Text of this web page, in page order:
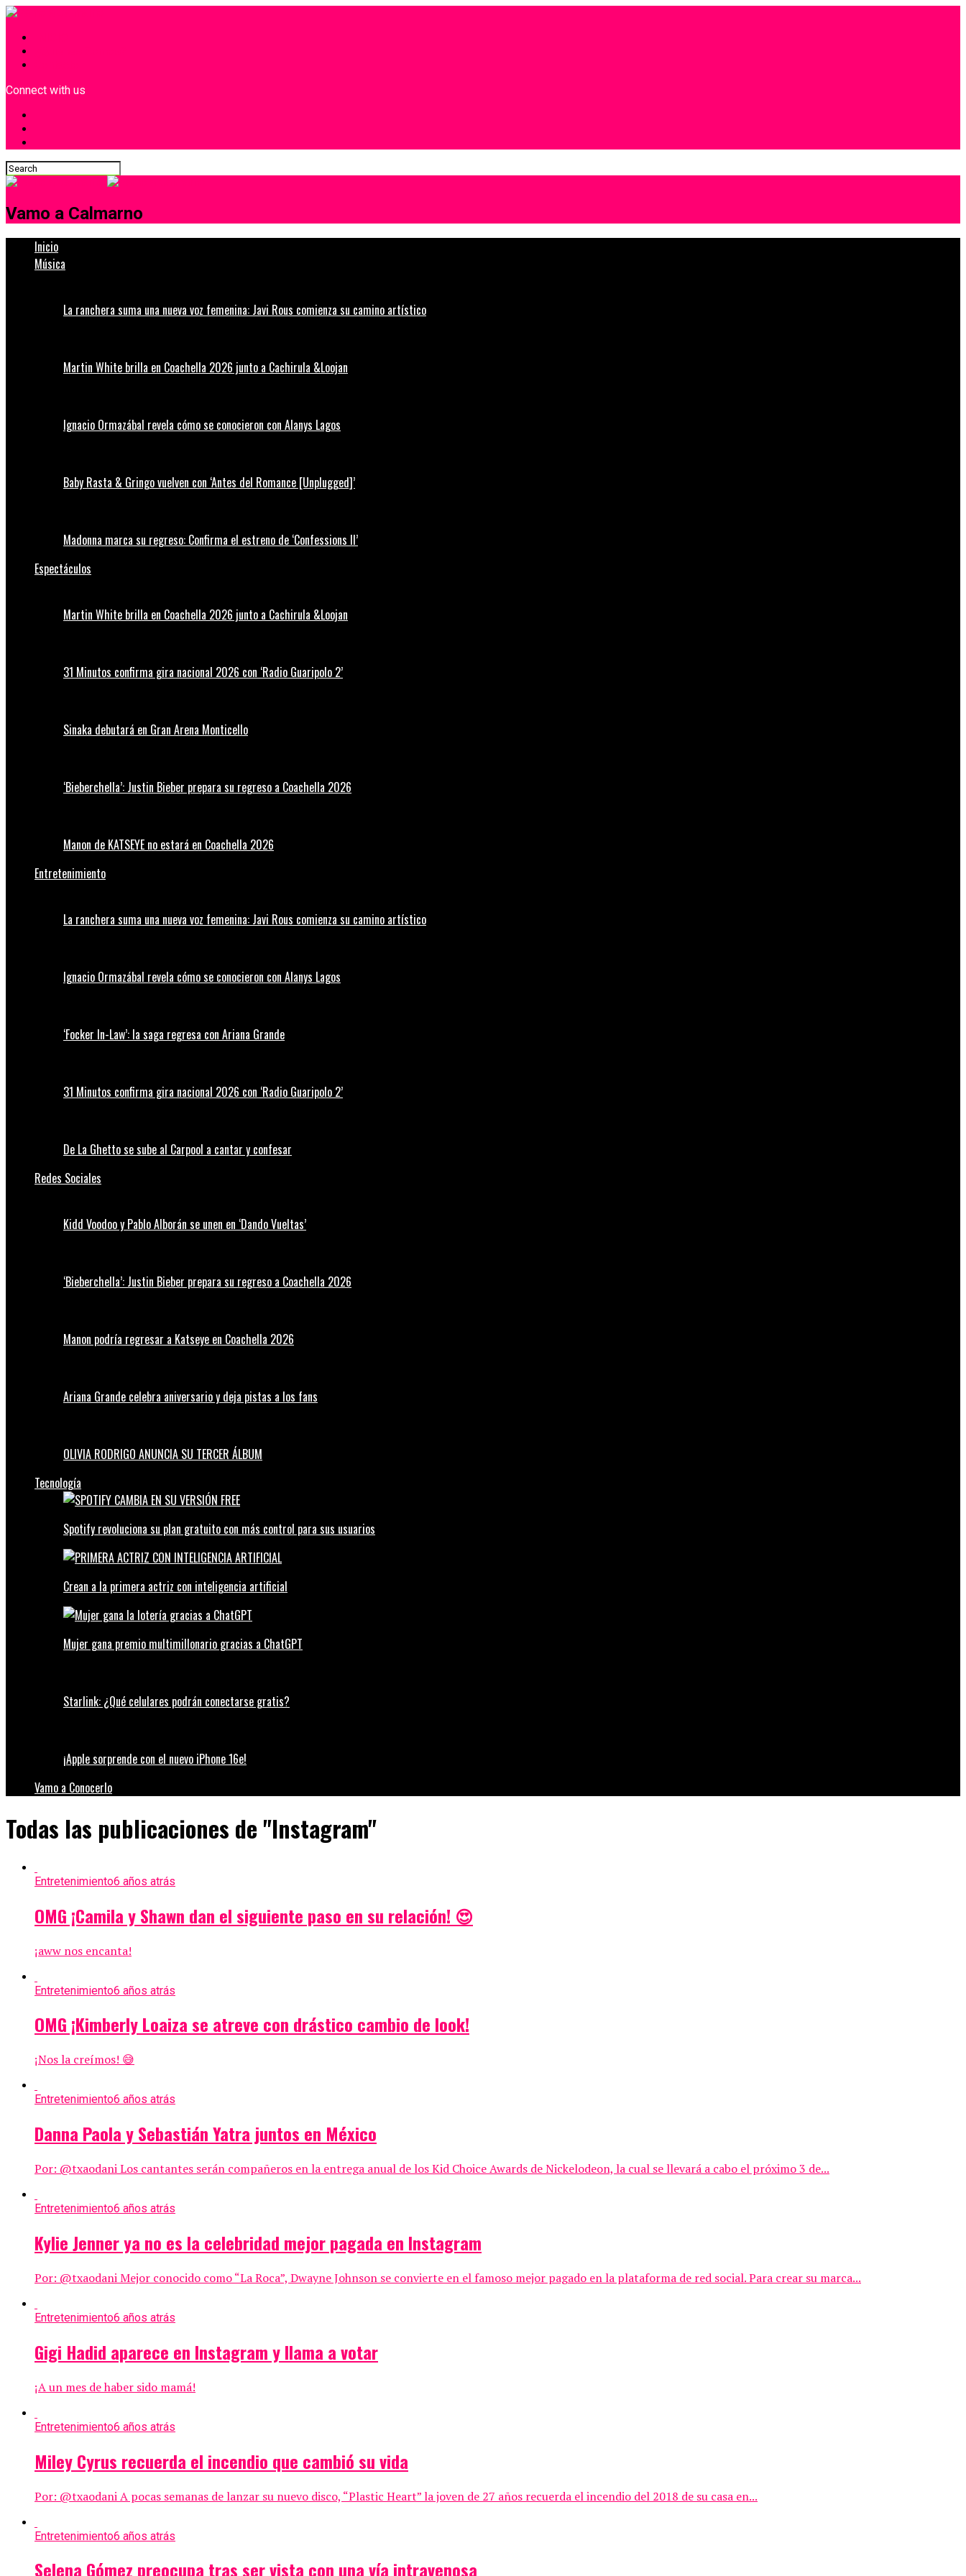
Connect with us
Vamo a Calmarno
Inicio
Música
La ranchera suma una nueva voz femenina: Javi Rous comienza su camino artístico
Martin White brilla en Coachella 2026 junto a Cachirula &Loojan
Ignacio Ormazábal revela cómo se conocieron con Alanys Lagos
Baby Rasta & Gringo vuelven con ‘Antes del Romance [Unplugged]’
Madonna marca su regreso: Confirma el estreno de ‘Confessions II’
Espectáculos
Martin White brilla en Coachella 2026 junto a Cachirula &Loojan
31 Minutos confirma gira nacional 2026 con ‘Radio Guaripolo 2’
Sinaka debutará en Gran Arena Monticello
‘Bieberchella’: Justin Bieber prepara su regreso a Coachella 2026
Manon de KATSEYE no estará en Coachella 2026
Entretenimiento
La ranchera suma una nueva voz femenina: Javi Rous comienza su camino artístico
Ignacio Ormazábal revela cómo se conocieron con Alanys Lagos
‘Focker In-Law’: la saga regresa con Ariana Grande
31 Minutos confirma gira nacional 2026 con ‘Radio Guaripolo 2’
De La Ghetto se sube al Carpool a cantar y confesar
Redes Sociales
Kidd Voodoo y Pablo Alborán se unen en ‘Dando Vueltas’
‘Bieberchella’: Justin Bieber prepara su regreso a Coachella 2026
Manon podría regresar a Katseye en Coachella 2026
Ariana Grande celebra aniversario y deja pistas a los fans
OLIVIA RODRIGO ANUNCIA SU TERCER ÁLBUM
Tecnología
Spotify revoluciona su plan gratuito con más control para sus usuarios
Crean a la primera actriz con inteligencia artificial
Mujer gana premio multimillonario gracias a ChatGPT
Starlink: ¿Qué celulares podrán conectarse gratis?
¡Apple sorprende con el nuevo iPhone 16e!
Vamo a Conocerlo
Todas las publicaciones de "Instagram"
Entretenimiento6 años atrás
OMG ¡Camila y Shawn dan el siguiente paso en su relación! 😍
¡aww nos encanta!
Entretenimiento6 años atrás
OMG ¡Kimberly Loaiza se atreve con drástico cambio de look!
¡Nos la creímos! 😅
Entretenimiento6 años atrás
Danna Paola y Sebastián Yatra juntos en México
Por: @txaodani Los cantantes serán compañeros en la entrega anual de los Kid Choice Awards de Nickelodeon, la cual se llevará a cabo el próximo 3 de...
Entretenimiento6 años atrás
Kylie Jenner ya no es la celebridad mejor pagada en Instagram
Por: @txaodani Mejor conocido como “La Roca”, Dwayne Johnson se convierte en el famoso mejor pagado en la plataforma de red social. Para crear su marca...
Entretenimiento6 años atrás
Gigi Hadid aparece en Instagram y llama a votar
¡A un mes de haber sido mamá!
Entretenimiento6 años atrás
Miley Cyrus recuerda el incendio que cambió su vida
Por: @txaodani A pocas semanas de lanzar su nuevo disco, “Plastic Heart” la joven de 27 años recuerda el incendio del 2018 de su casa en...
Entretenimiento6 años atrás
Selena Gómez preocupa tras ser vista con una vía intravenosa